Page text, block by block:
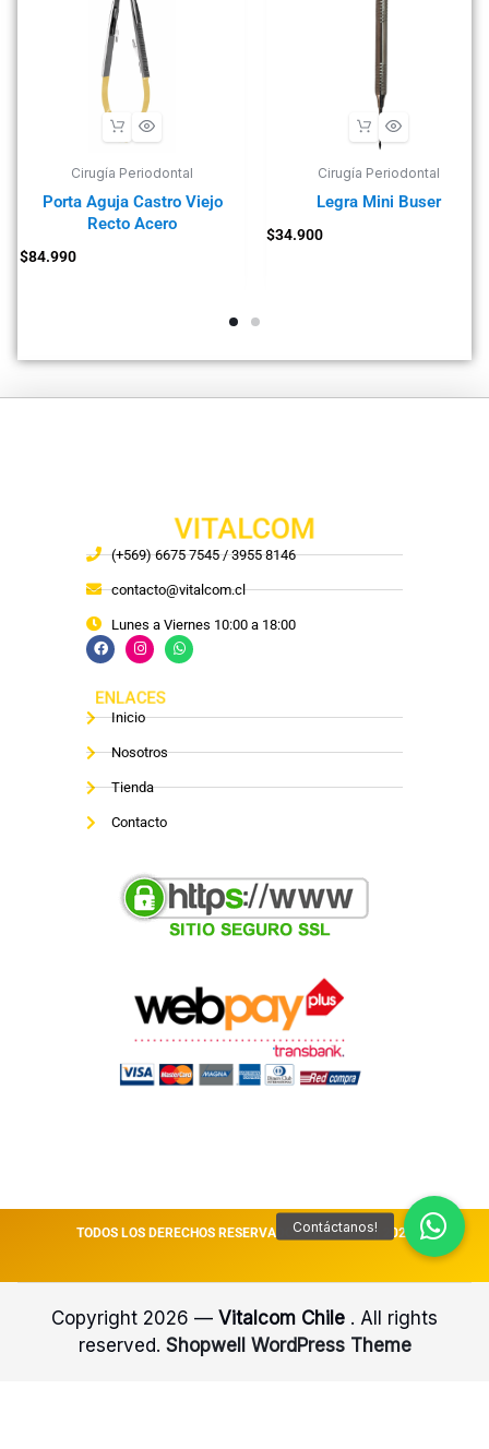
Cirugía Periodontal
Porta Aguja Castro Viejo
Recto Acero
$84.990
Cirugía Periodontal
Legra Mini Buser
$34.900
VITALCOM
(+569) 6675 7545 / 3955 8146
contacto@vitalcom.cl
Lunes a Viernes 10:00 a 18:00
ENLACES
Inicio
Nosotros
Tienda
Contacto
TODOS LOS DERECHOS RESERVADOS VITALCOM || 2026
Copyright 2026 — Vitalcom Chile . All rights
reserved. Shopwell WordPress Theme